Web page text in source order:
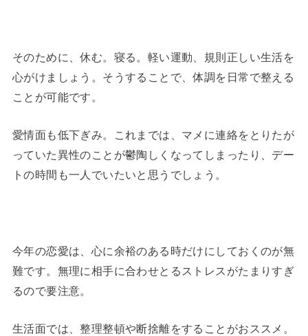
そのために、休む。寝る。軽い運動、規則正しい生活を
心がけましょう。そうすることで、体調を日常で整える
ことが可能です。
愛情面も低下ぎみ。これまでは、マメに連絡をとりたが
っていた異性のことが鬱陶しくなってしまったり、デー
トの時間も一人でいたいと思うでしょう。
今年の恋愛は、心に余裕のある時だけにしておくのが無
難です。無理に相手に合わせとるストレスがたまりすぎ
るので要注意。
生活面では、整理整頓や断捨離をすることがおススメ。